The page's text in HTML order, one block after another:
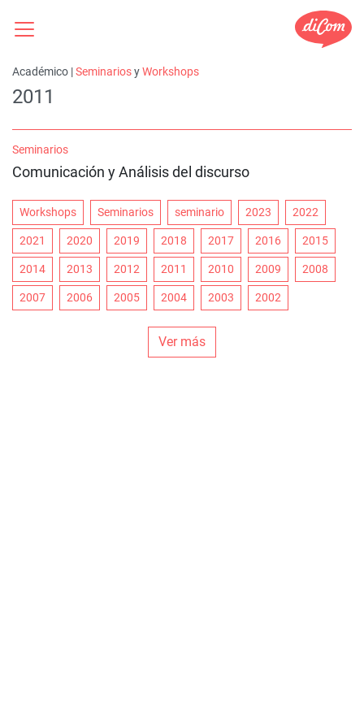
Académico |SeminariosyWorkshops
2011
Seminarios
Comunicación y Análisis del discurso
Workshops Seminarios seminario 2023 2022
2021 2020 2019 2018 2017 2016 2015
2014 2013 2012 2011 2010 2009 2008
2007 2006 2005 2004 2003 2002
Ver más